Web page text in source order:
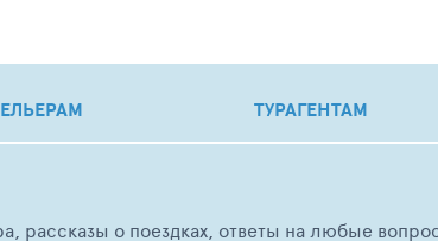
ТУРАГЕНТАМ
рассказы о поездках, ответы на любые